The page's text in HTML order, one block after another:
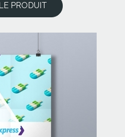
PRODUIT